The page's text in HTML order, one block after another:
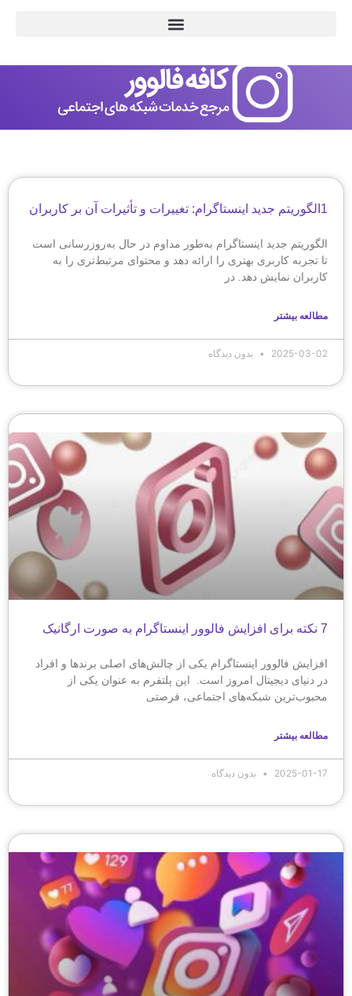
1الگوریتم جدید اینستاگرام: تغییرات و تأثیرات آن بر کاربران
الگوریتم جدید اینستاگرام به‌طور مداوم در حال به‌روزرسانی است
تا تجربه کاربری بهتری را ارائه دهد و محتوای مرتبط‌تری را به
کاربران نمایش دهد. در
مطالعه بیشتر
2025-03-02 بدون دیدگاه
7 نکته برای افزایش فالوور اینستاگرام به صورت ارگانیک
افزایش فالوور اینستاگرام یکی از چالش‌های اصلی برندها و افراد
در دنیای دیجیتال امروز است. این پلتفرم به عنوان یکی از
محبوب‌ترین شبکه‌های اجتماعی، فرصتی
مطالعه بیشتر
2025-01-17 بدون دیدگاه